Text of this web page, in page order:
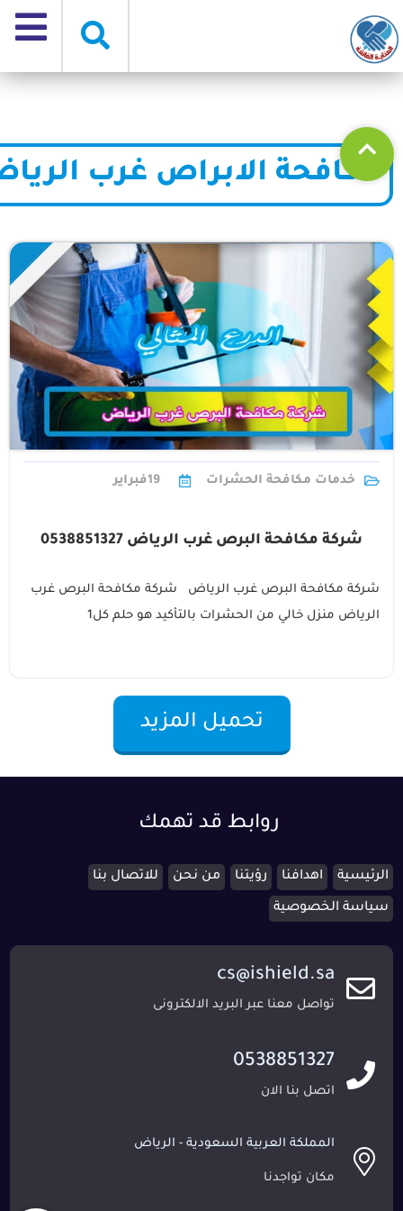
مكافحة الابراص غرب
خدمات مكافحة الحشرات 19فبراير
شركة مكافحة البرص غرب الرياض 0538851327
شركة مكافحة البرص غرب الرياض شركة مكافحة البرص غرب
الرياض منزل خالي من الحشرات بالتأكيد هو حلم كل1
تحميل المزيد
روابط قد تهمك
الرئيسية اهدافنا رؤيتنا من نحن للاتصال بنا
سياسة الخصوصية
cs@ishield.sa
تواصل معنا عبر البريد الالكترونى
0538851327
اتصل بنا الان
المملكة العربية السعودية - الرياض
مكان تواجدنا